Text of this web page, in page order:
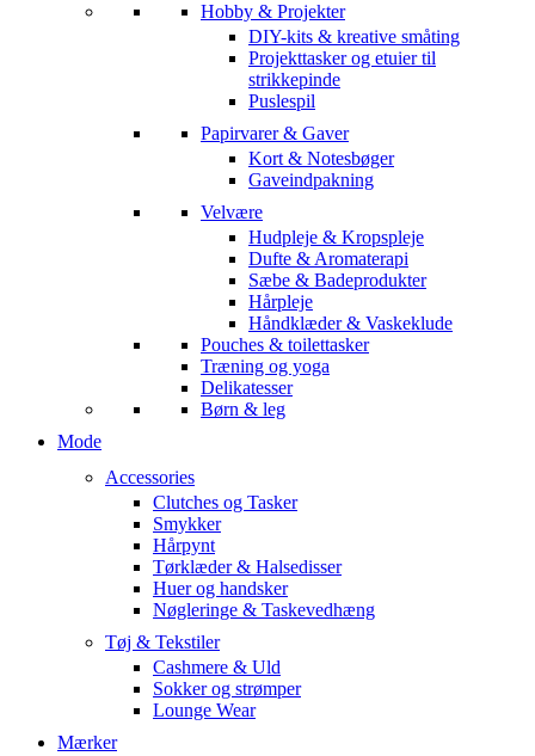
Hobby & Projekter
DIY-kits & kreative småting
Projekttasker og etuier til
strikkepinde
Puslespil
Papirvarer & Gaver
Kort & Notesbøger
Gaveindpakning
Velvære
Hudpleje & Kropspleje
Dufte & Aromaterapi
Sæbe & Badeprodukter
Hårpleje
Håndklæder & Vaskeklude
Pouches & toilettasker
Træning og yoga
Delikatesser
Børn & leg
Mode
Accessories
Clutches og Tasker
Smykker
Hårpynt
Tørklæder & Halsedisser
Huer og handsker
Nøgleringe & Taskevedhæng
Tøj & Tekstiler
Cashmere & Uld
Sokker og strømper
Lounge Wear
Mærker